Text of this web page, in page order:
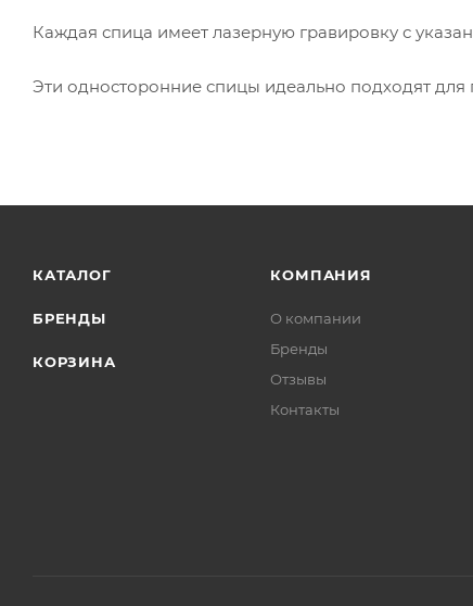
Каждая спица имеет лазерную гравировку с
Эти односторонние спицы идеально подходят для
КАТАЛОГ
БРЕНДЫ
КОРЗИНА
КОМПАНИЯ
О компании
Бренды
Отзывы
Контакты